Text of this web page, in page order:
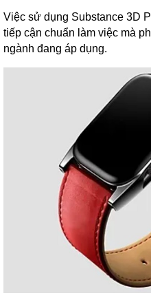
Việc sử dụng Substance 3D
tiếp cận chuẩn làm việc mà
ngành đang áp dụng.